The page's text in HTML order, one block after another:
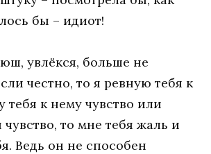
бы – идиот!
увлёкся, больше не
честно, то я ревную тебя к
тебя к нему чувство или
чувство, то мне тебя жаль и
Ведь он не способен